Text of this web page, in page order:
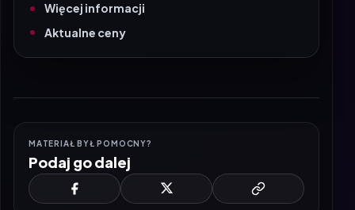
Więcej informacji
Aktualne ceny
MATERIAŁ BYŁ POMOCNY?
Podaj go dalej